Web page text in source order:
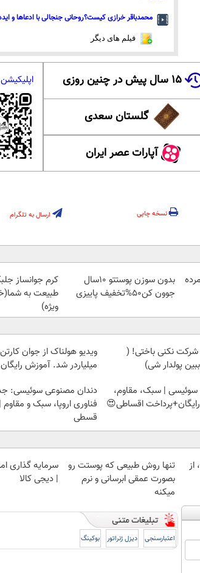
محمدباقر خرازی کیست؟روحانی جنجالی با ادعاها و
فیلم های دیگر
۱۵ سال پیش در چنین روزی
گلستان سعدی
آپارات عصر ایران
نسخه چاپی ارسال به تلگرام
بدون سوزن پوستتو 10سال
جوون کن50%تخفیف پاییزی
کرم جوانساز
طبیعت به
ویژه)
شرکت نکنی باختی! (
پولدار شی)
ویدیو هولناک از جوان
میلیاردر شد. آموزش رایگان
| سبک، مقاوم،
اقساطی😍
دندان مصنوعی سوئیسی:
فناوری اروپا، سبک و
قسطی
تنها روش طبیعی که پوستت رو
بصورت عمقی ابرسانی و نرم
میکنه
سرمایه گذاری
| دیجی کالا
اعتبارسنجی دیزل ژنراتور بوکینگ